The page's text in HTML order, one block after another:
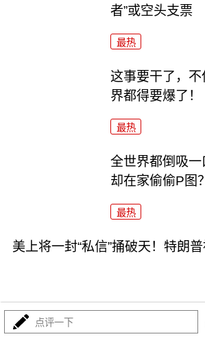
者”或空头支票
最热
这事要干了，
界都得要爆了！
最热
全世界都倒吸
却在家偷偷P图？
最热
美上将一封“私信”捅破天！特朗
点评一下